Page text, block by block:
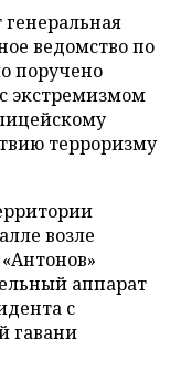
ведомство по
поручено
экстремизмом
терроризму
возле
аппарат
с
гавани